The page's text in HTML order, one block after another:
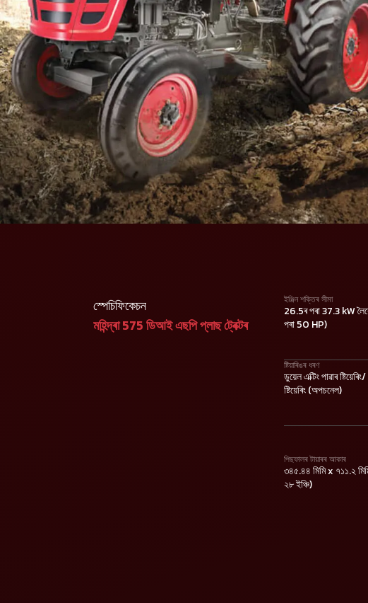
স্পেচিফিকেচন
মহিন্দ্ৰা 575 ডিআই এছপি প্লাছ ট্ৰেক্টৰ
ইঞ্জিন শক্তিৰ সীমা
26.5ৰ পৰা 37.3 kW
পৰা 50 HP)
ষ্টিয়াৰিঙৰ ধৰণ
ডুয়েল এক্টিং পাৱাৰ
ষ্টিয়েৰিং (অপচনেল)
পিছফালৰ টায়াৰৰ আকাৰ
৩৪৫.৪৪ মিমি x ৭১১.২
২৮ ইঞ্চি)